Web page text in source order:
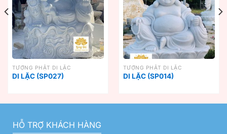
TƯỢNG PHẬT DI LẶC
DI LẶC (SP027)
TƯỢNG PHẬT DI LẶC
DI LẶC (SP014)
HỖ TRỢ KHÁCH HÀNG